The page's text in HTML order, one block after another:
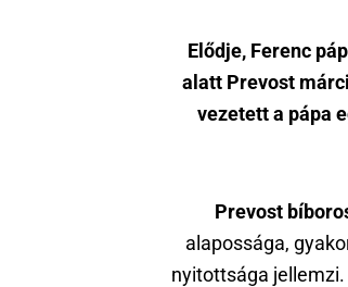
Elődje, Ferenc
alatt Prevost
vezetett a pápa
Prevost
alapossága,
nyitottsága